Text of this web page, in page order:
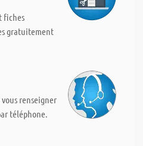
fiches
gratuitement
renseigner
téléphone.